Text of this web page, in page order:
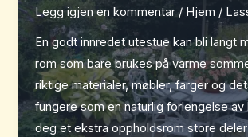
Legg igjen en kommentar / Hjem /
En godt innredet utestue kan bli langt
rom som bare brukes på varme
riktige materialer, møbler, farger og
fungere som en naturlig forlengelse av
deg et ekstra oppholdsrom store